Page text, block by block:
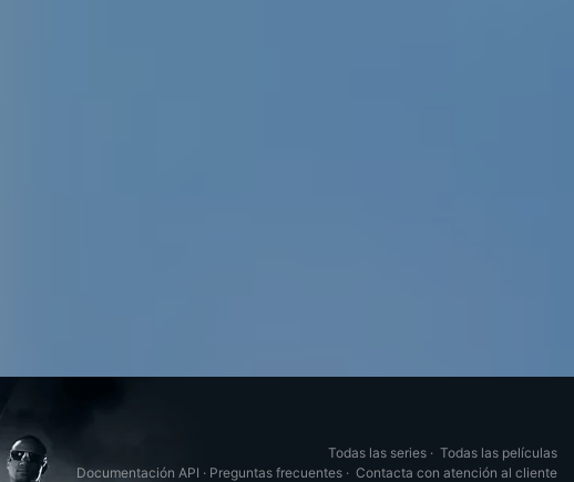
Todas las series · Todas las películas
Documentación API · Preguntas frecuentes · Contacta con atención al cliente